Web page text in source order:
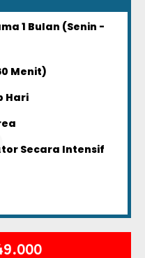
1 Bulan (Senin -
Menit)
Hari
Secara Intensif